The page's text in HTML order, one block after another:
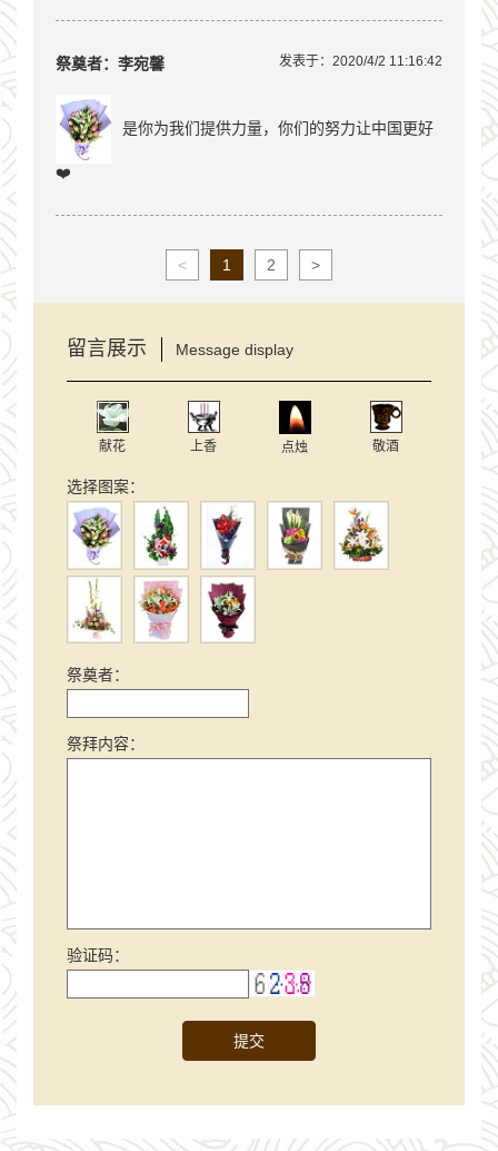
祭奠者：李宛馨 发表于：2020/4/2 11:16:42
是你为我们提供力量，你们的努力让中国更好
❤️
< 1 2 >
留言展示 Message display
献花 上香 点烛 敬酒
选择图案：
祭奠者：
祭拜内容：
验证码：
提交